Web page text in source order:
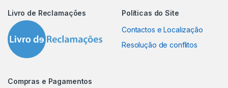
Livro de Reclamações
Políticas do Site
Contactos e Localização
Resolução de conflitos
Compras e Pagamentos